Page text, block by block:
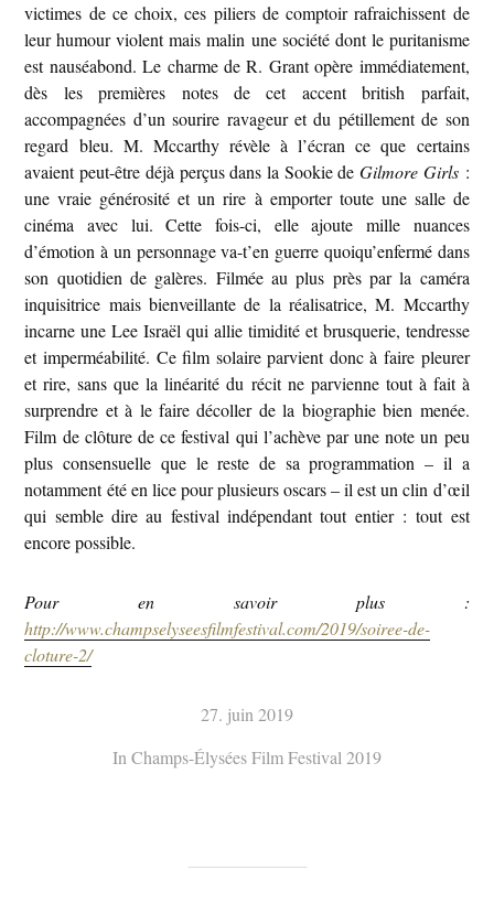
victimes de ce choix, ces piliers de comptoir rafraichissent de
leur humour violent mais malin une société dont le puritanisme
est nauséabond. Le charme de R. Grant opère immédiatement,
dès les premières notes de cet accent british parfait,
accompagnées d’un sourire ravageur et du pétillement de son
regard bleu. M. Mccarthy révèle à l’écran ce que certains
avaient peut-être déjà perçus dans la Sookie deGilmore Girls:
une vraie générosité et un rire à emporter toute une salle de
cinéma avec lui. Cette fois-ci, elle ajoute mille nuances
d’émotion à un personnage va-t’en guerre quoiqu’enfermé dans
son quotidien de galères. Filmée au plus près par la caméra
inquisitrice mais bienveillante de la réalisatrice, M. Mccarthy
incarne une Lee Israël qui allie timidité et brusquerie, tendresse
et imperméabilité. Ce film solaire parvient donc à faire pleurer
et rire, sans que la linéarité du récit ne parvienne tout à fait à
surprendre et à le faire décoller de la biographie bien menée.
Film de clôture de ce festival qui l’achève par une note un peu
plus consensuelle que le reste de sa programmation – il a
notamment été en lice pour plusieurs oscars – il est un clin d’œil
qui semble dire au festival indépendant tout entier : tout est
encore possible.
Pour en savoir plus :
http://www.champselyseesfilmfestival.com/2019/soiree-de-
cloture-2/
27. juin 2019
InChamps-Élysées Film Festival 2019